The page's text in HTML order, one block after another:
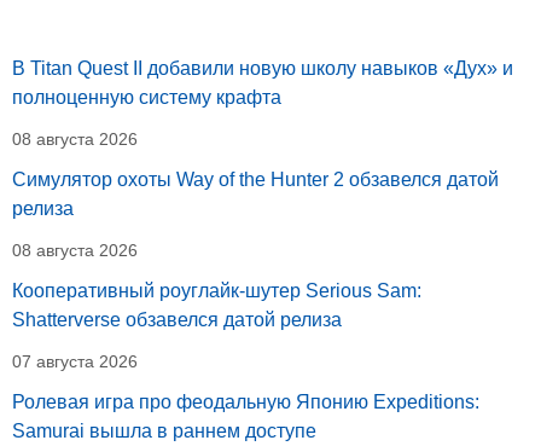
В Titan Quest II добавили новую школу навыков «Дух» и
полноценную систему крафта
08 августа 2026
Симулятор охоты Way of the Hunter 2 обзавелся датой
релиза
08 августа 2026
Кооперативный роуглайк-шутер Serious Sam:
Shatterverse обзавелся датой релиза
07 августа 2026
Ролевая игра про феодальную Японию Expeditions:
Samurai вышла в раннем доступе